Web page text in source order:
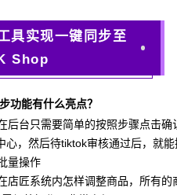
具实现一键同步至
Shop
能有什么亮点？
后台只需要简单的按照步骤点击
心，然后待tiktok审核通过后，就
量操作
店匠系统内怎样调整商品，所有